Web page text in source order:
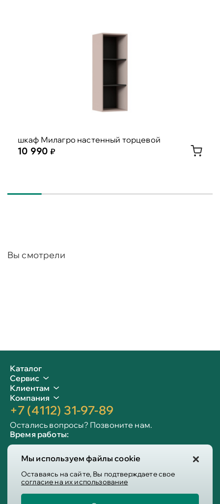
Мы используем файлы cookie
Оставаясь на сайте, Вы подтверждаете свое
согласие на их использование
шкаф Милагро настенный торцевой
10 990
Вы смотрели
Каталог
Сервис
Клиентам
Компания
+7 (4112) 31-97-89
Остались вопросы? Позвоните нам.
Время работы:
Сб-вс: 10:00 - 19:00
Info@victoria-mebel.ru